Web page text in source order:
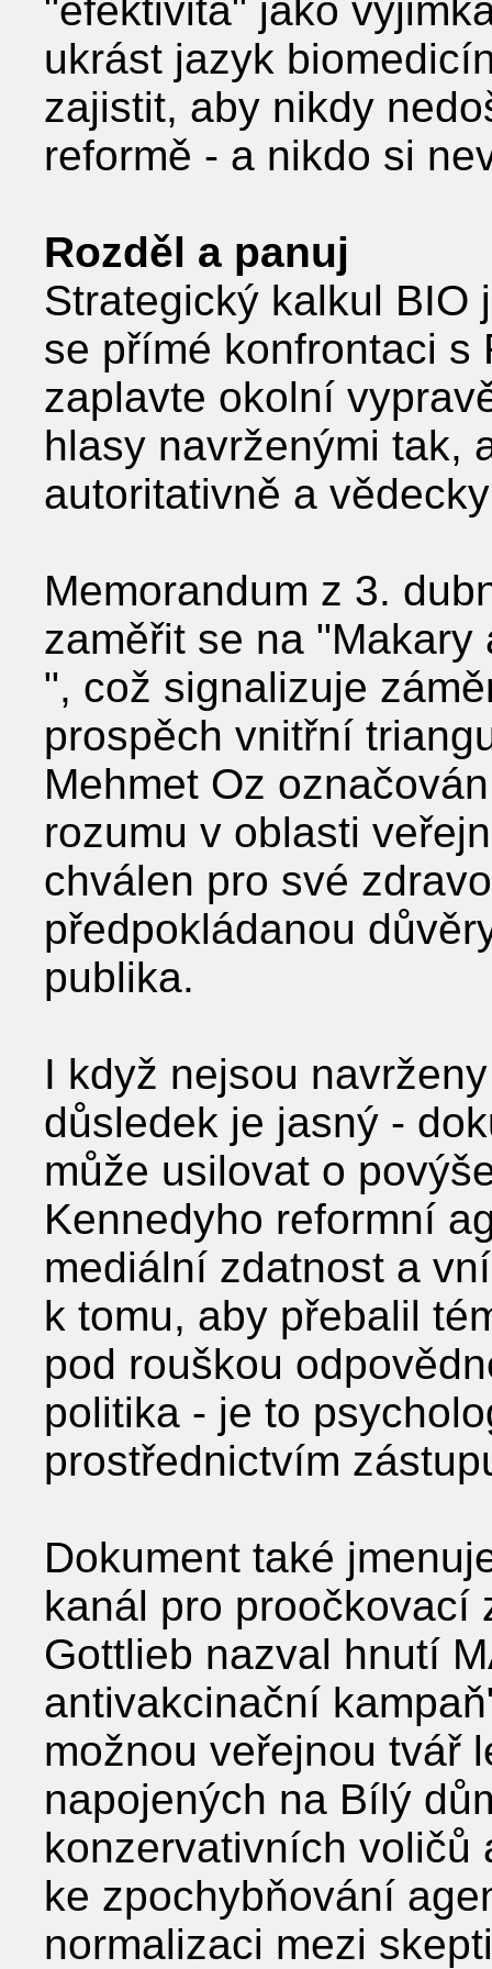
"efektivita" jako
ukrást jazyk
zajistit, aby nikdy
reformě - a nikdo si
Rozděl a panuj
Strategický kalkul BIO
se přímé konfrontaci s
zaplavte okolní
hlasy navrženými tak,
autoritativně a
Memorandum z 3.
zaměřit se na "Makary
", což signalizuje
prospěch vnitřní
Mehmet Oz
rozumu v oblasti
chválen pro své
předpokládanou
publika.
I když nejsou
důsledek je jasný -
může usilovat o
Kennedyho reformní
mediální zdatnost a
k tomu, aby přebalil
pod rouškou
politika - je to
prostřednictvím
Dokument také
kanál pro proočkovací
Gottlieb nazval hnutí
antivakcinační
možnou veřejnou tvář
napojených na Bílý
konzervativních voličů
ke zpochybňování
normalizaci mezi